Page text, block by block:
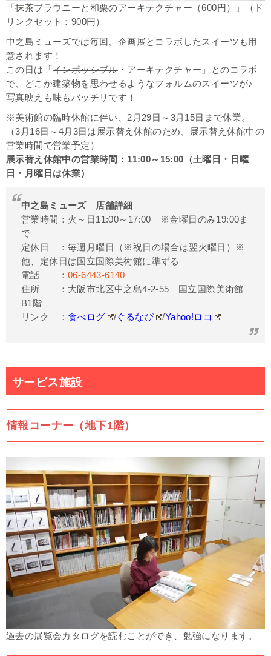
「抹茶ブラウニーと和栗のアーキテクチャー（600円）」（ド
リンクセット：900円）
中之島ミューズでは毎回、企画展とコラボしたスイーツも用
意されます！
この日は「インポッシブル・アーキテクチャー」とのコラボ
で、どこか建築物を思わせるようなフォルムのスイーツが♪
写真映えも味もバッチリです！
※美術館の臨時休館に伴い、2月29日～3月15日まで休業。
（3月16日～4月3日は展示替え休館のため、展示替え休館中の
営業時間で営業予定）
展示替え休館中の営業時間：11:00～15:00（土曜日・日曜
日・月曜日は休業）
中之島ミューズ 店舗詳細
営業時間：火～日11:00～17:00 ※金曜日のみ19:00ま
で
定休日 ：毎週月曜日（※祝日の場合は翌火曜日）※
他、定休日は国立国際美術館に準ずる
電話 ： 06-6443-6140
住所 ： 大阪市北区中之島4-2-55 国立国際美術館
B1階
リンク ： 食べログ /ぐるなび /Yahoo!ロコ
サービス施設
情報コーナー（地下1階）
過去の展覧会カタログを読むことができ、 勉強になります。